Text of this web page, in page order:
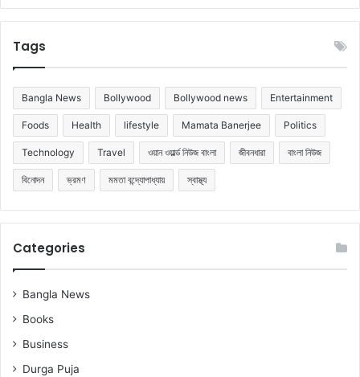
Tags
Bangla News Bollywood Bollywood news Entertainment
Foods Health lifestyle Mamata Banerjee Politics
Technology Travel ওয়ান ওয়ার্ল্ড নিউজ বাংলা জীবনধারা বাংলা নিউজ
বিনোদন ভ্রমণ মমতা বন্দ্যোপাধ্যায় স্বাস্থ্য
Categories
Bangla News
Books
Business
Durga Puja